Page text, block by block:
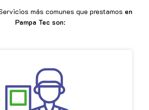
más comunes que prestamos en
Pampa Tec son: